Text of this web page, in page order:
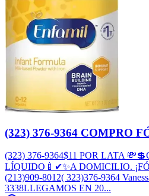
(323) 376-9364 COMPRO
(323) 376-9364$11 POR LATA
LÍQUIDO🍼✔✨A DOMICILIO.
(213)909-8012( 323)376-9364
3338LLEGAMOS EN 20...